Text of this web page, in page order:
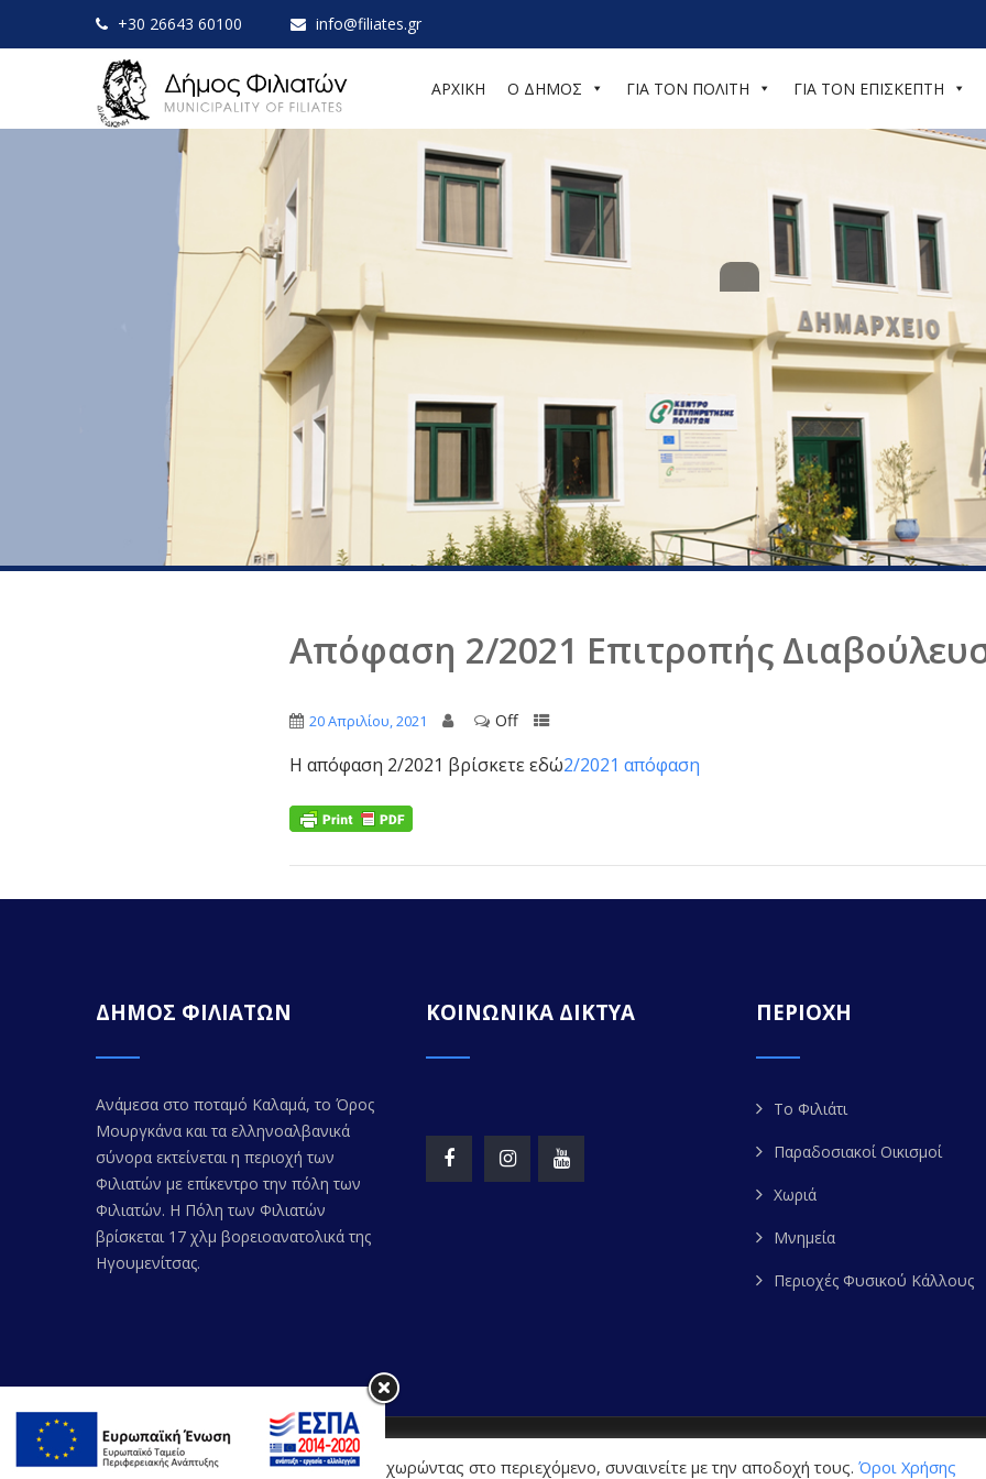
+30 26643 60100 info@filiates.gr
ΑΡΧΙΚΗ Ο ΔΗΜΟΣ ΓΙΑ ΤΟΝ ΠΟΛΙΤΗ ΓΙΑ ΤΟΝ ΕΠΙΣΚΕΠΤΗ
Απόφαση 2/2021 Επιτροπής
20 Απριλίου, 2021 Off
Η απόφαση 2/2021 βρίσκετε εδώ2/2021 απόφαση
ΔΗΜΟΣ ΦΙΛΙΑΤΩΝ
Ανάμεσα στο ποταμό Καλαμά, το Όρος
Μουργκάνα και τα ελληνοαλβανικά
σύνορα εκτείνεται η περιοχή των
Φιλιατών με επίκεντρο την πόλη των
Φιλιατών. Η Πόλη των Φιλιατών
βρίσκεται 17 χλμ βορειοανατολικά της
Ηγουμενίτσας.
ΚΟΙΝΩΝΙΚΑ ΔΙΚΤΥΑ ΠΕΡΙΟΧΗ
Το Φιλιάτι
Παραδοσιακοί Οικισμοί
Χωριά
Μνημεία
Περιοχές Φυσικού Κάλλους
© Copyright 2020. FILIATES.GR | All Rights Reserved. Powered by
Η Διαδικτυακή Πύλη χρησιμοποιεί cookies. Προχωρώντας στο περιεχόμενο, συναινείτε με την αποδοχή τους. Όροι Χρήσης